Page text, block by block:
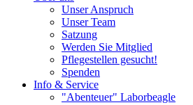
Unser Anspruch
Unser Team
Satzung
Werden Sie Mitglied
Pflegestellen gesucht!
Spenden
Info & Service
"Abenteuer" Laborbeagle